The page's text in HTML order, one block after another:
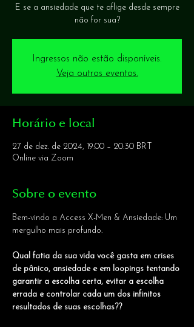
E se a ansiedade que te aflige desde sempre
não for sua?
Ingressos não estão disponíveis.
Veja outros eventos.
Horário e local
27 de dez. de 2024, 19:00 – 20:30 BRT
Online via Zoom
Sobre o evento
Bem-vindo a Access X-Men & Ansiedade: Um
mergulho mais profundo.
Qual fatia da sua vida você gasta em crises
de pânico, ansiedade e em loopings tentando
garantir a escolha certa, evitar a escolha
errada e controlar cada um dos infinitos
resultados de suas escolhas??